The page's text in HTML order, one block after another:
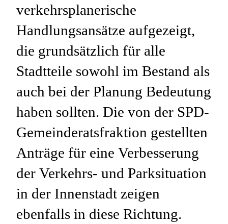
verkehrsplanerische
Handlungsansätze aufgezeigt,
die grundsätzlich für alle
Stadtteile sowohl im Bestand als
auch bei der Planung Bedeutung
haben sollten. Die von der SPD-
Gemeinderatsfraktion gestellten
Anträge für eine Verbesserung
der Verkehrs- und Parksituation
in der Innenstadt zeigen
ebenfalls in diese Richtung.